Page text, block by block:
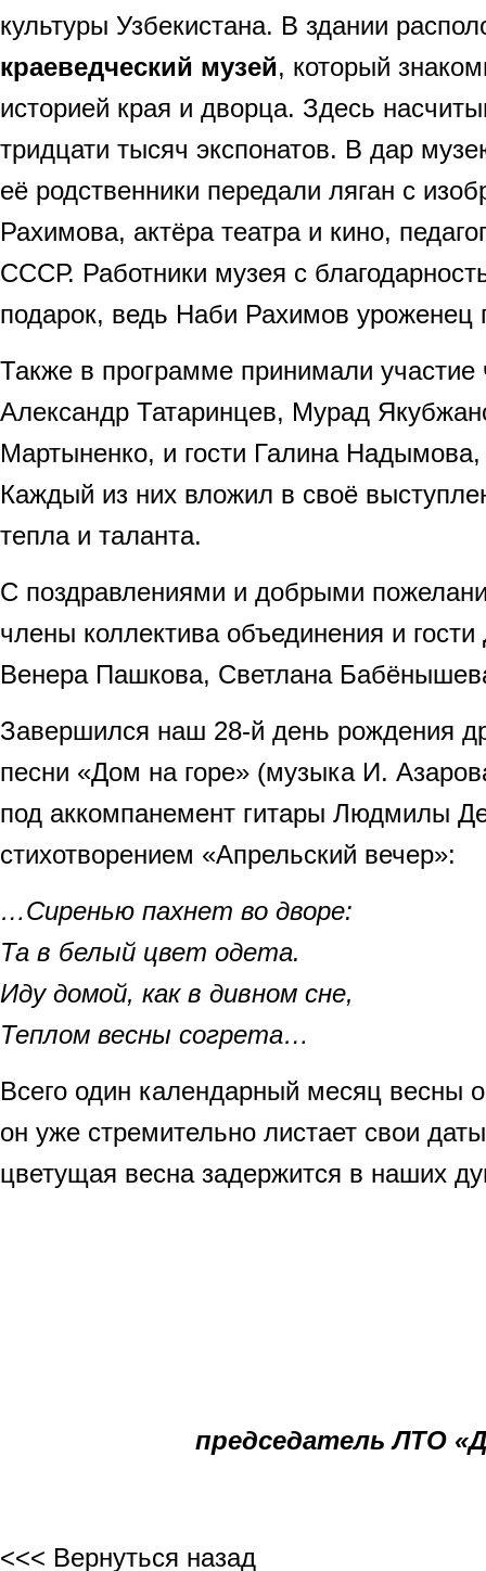
культуры Узбекистана. В здании
краеведческий музей, который
историей края и дворца. Здесь
тридцати тысяч экспонатов. В дар
её родственники передали ляган с
Рахимова, актёра театра и кино,
СССР. Работники музея с
подарок, ведь Наби Рахимов уроженец
Также в программе принимали
Александр Татаринцев, Мурад
Мартыненко, и гости Галина
Каждый из них вложил в своё
тепла и таланта.
С поздравлениями и добрыми
члены коллектива объединения и
Венера Пашкова, Светлана
Завершился наш 28-й день рождения
песни «Дом на горе» (музыка И.
под аккомпанемент гитары Людмилы
стихотворением «Апрельский вечер»:
…Сиренью пахнет во дворе:
Та в белый цвет одета.
Иду домой, как в дивном сне,
Теплом весны согрета…
Всего один календарный месяц весны
он уже стремительно листает свои
цветущая весна задержится в наших
председатель ЛТО
<<< Вернуться назад